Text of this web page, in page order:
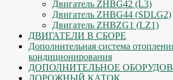
Двигатель ZHBG42 (L3)
Двигатель ZHBG44 (SDLG2)
Двигатель ZHBZG1 (LZ1)
ДВИГАТЕЛИ В СБОРЕ
Дополнительная система
кондиционирования
ДОПОЛНИТЕЛЬНОЕ
ДОРОЖНЫЙ КАТОК